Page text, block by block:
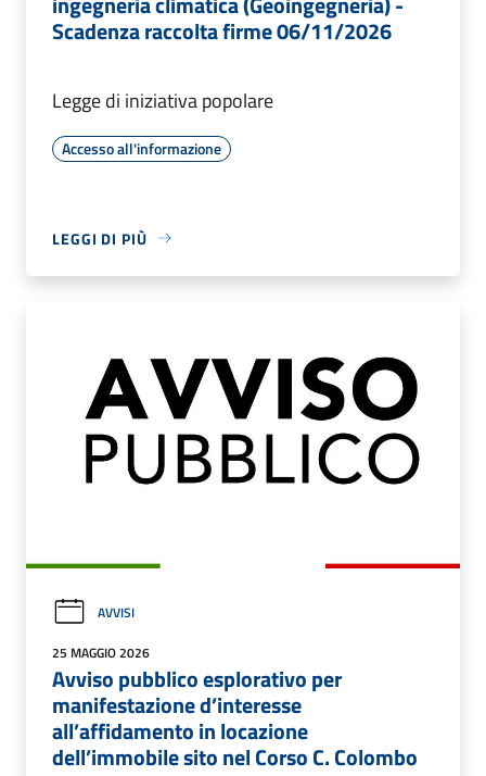
Scadenza raccolta firme 06/11/2026
Legge di iniziativa popolare
Accesso all'informazione
LEGGI DI PIÙ
AVVISI
25 MAGGIO 2026
Avviso pubblico esplorativo per
manifestazione d’interesse
all’affidamento in locazione
dell’immobile sito nel Corso C. Colombo